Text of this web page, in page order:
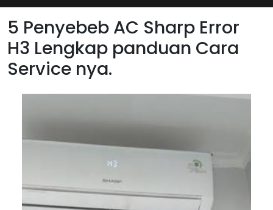
5 Penyebeb AC Sharp Error
H3 Lengkap panduan Cara
Service nya.